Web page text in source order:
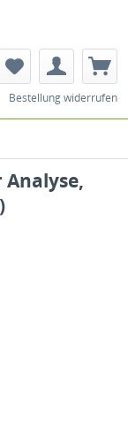
Bestellung widerrufen
Analyse,